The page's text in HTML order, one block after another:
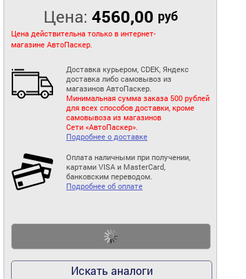
Цена: 4560,00 руб
Цена действительна только в интернет-
магазине АвтоПаскер.
Доставка курьером, CDEK, Яндекс
доставка либо самовывоз из
магазинов АвтоПаскер.
Минимальная сумма заказа 500 рублей
для всех способов доставки, кроме
самовывоза из магазинов
Сети «АвтоПаскер».
Подробнее о доставке
Оплата наличными при получении,
картами VISA и MasterCard,
банковским переводом.
Подробнее об оплате
Искать аналоги